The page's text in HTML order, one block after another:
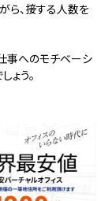
ら、接する人数を
事へのモチベーシ
ょう。